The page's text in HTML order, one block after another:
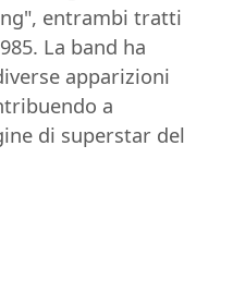
entrambi tratti
La band ha
apparizioni
a
di superstar del